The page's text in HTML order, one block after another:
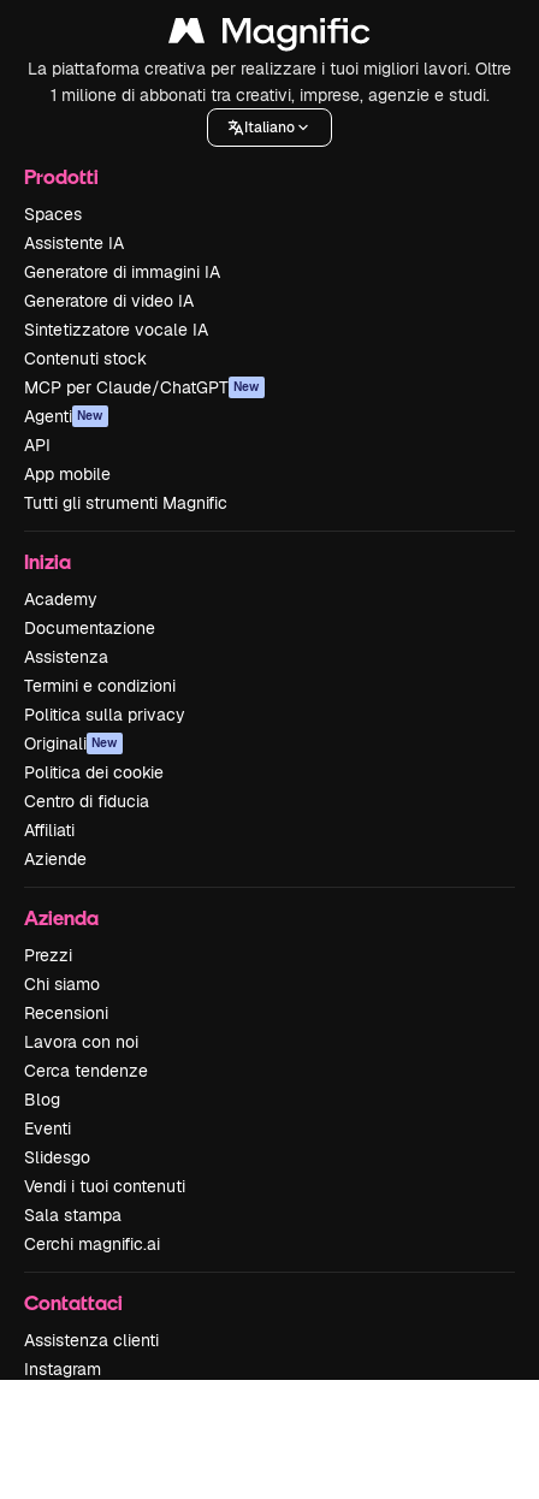
La piattaforma creativa per realizzare i tuoi migliori lavori. Oltre
1 milione di abbonati tra creativi, imprese, agenzie e studi.
Italiano
Prodotti
Spaces
Assistente IA
Generatore di immagini IA
Generatore di video IA
Sintetizzatore vocale IA
Contenuti stock
MCP per Claude/ChatGPT New
Agenti New
API
App mobile
Tutti gli strumenti Magnific
Inizia
Academy
Documentazione
Assistenza
Termini e condizioni
Politica sulla privacy
Originali New
Politica dei cookie
Centro di fiducia
Affiliati
Aziende
Azienda
Prezzi
Chi siamo
Recensioni
Lavora con noi
Cerca tendenze
Blog
Eventi
Slidesgo
Vendi i tuoi contenuti
Sala stampa
Cerchi magnific.ai
Contattaci
Assistenza clienti
Instagram